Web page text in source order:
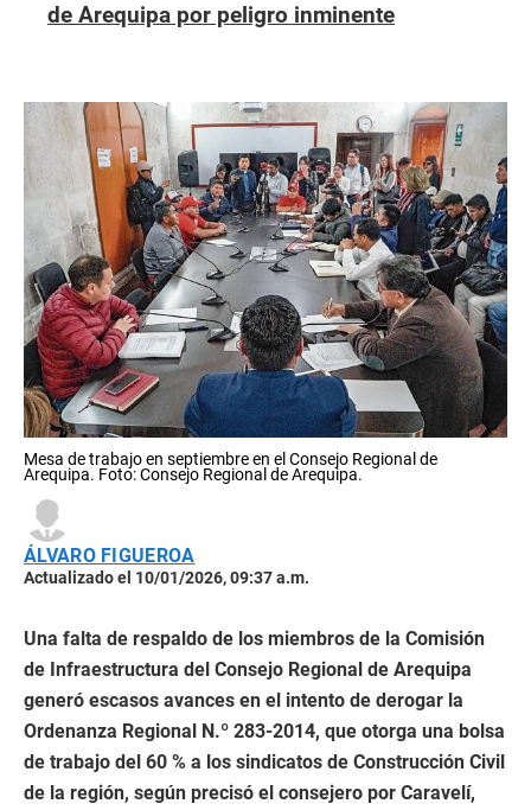
de Arequipa por peligro inminente
Mesa de trabajo en septiembre en el Consejo Regional de
Arequipa. Foto: Consejo Regional de Arequipa.
ÁLVARO FIGUEROA
Actualizado el 10/01/2026, 09:37 a.m.
Una falta de respaldo de los miembros de la Comisión
de Infraestructura del Consejo Regional de Arequipa
generó escasos avances en el intento de derogar la
Ordenanza Regional N.º 283-2014, que otorga una bolsa
de trabajo del 60 % a los sindicatos de Construcción Civil
de la región, según precisó el consejero por Caravelí,